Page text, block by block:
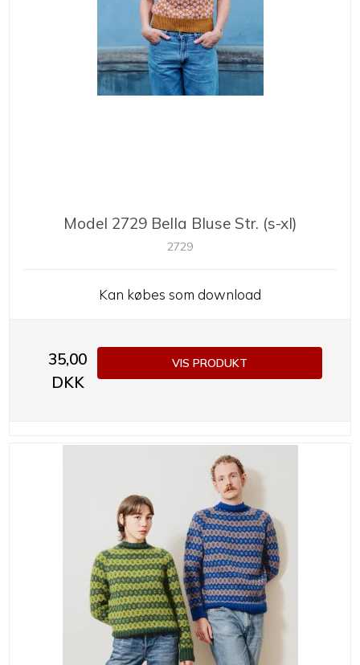
Model 2729 Bella Bluse Str. (s-xl)
2729
Kan købes som download
35,00
DKK
VIS PRODUKT